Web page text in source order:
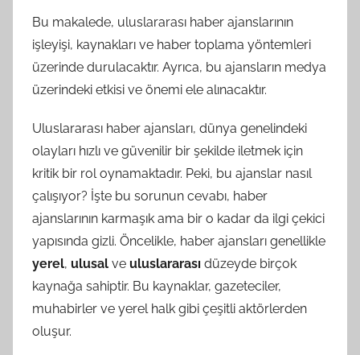
Bu makalede, uluslararası haber ajanslarının
işleyişi, kaynakları ve haber toplama yöntemleri
üzerinde durulacaktır. Ayrıca, bu ajansların medya
üzerindeki etkisi ve önemi ele alınacaktır.
Uluslararası haber ajansları, dünya genelindeki
olayları hızlı ve güvenilir bir şekilde iletmek için
kritik bir rol oynamaktadır. Peki, bu ajanslar nasıl
çalışıyor? İşte bu sorunun cevabı, haber
ajanslarının karmaşık ama bir o kadar da ilgi çekici
yapısında gizli. Öncelikle, haber ajansları genellikle
yerel, ulusal ve uluslararası düzeyde birçok
kaynağa sahiptir. Bu kaynaklar, gazeteciler,
muhabirler ve yerel halk gibi çeşitli aktörlerden
oluşur.